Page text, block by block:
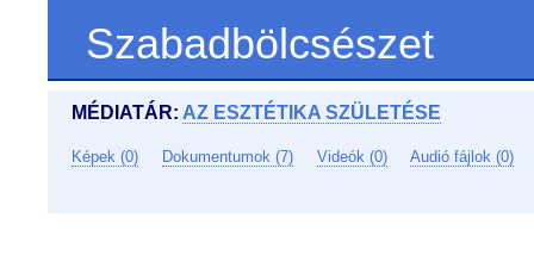
Szabadbölcsészet
MÉDIATÁR: AZ ESZTÉTIKA SZÜLETÉSE
Képek (0) Dokumentumok (7) Videók (0) Audió fájlok (0)